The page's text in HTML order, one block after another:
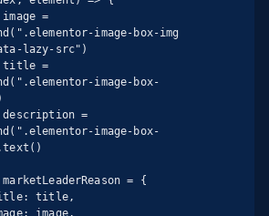
image-box-img
lazy-src")
image-box-
image-box-